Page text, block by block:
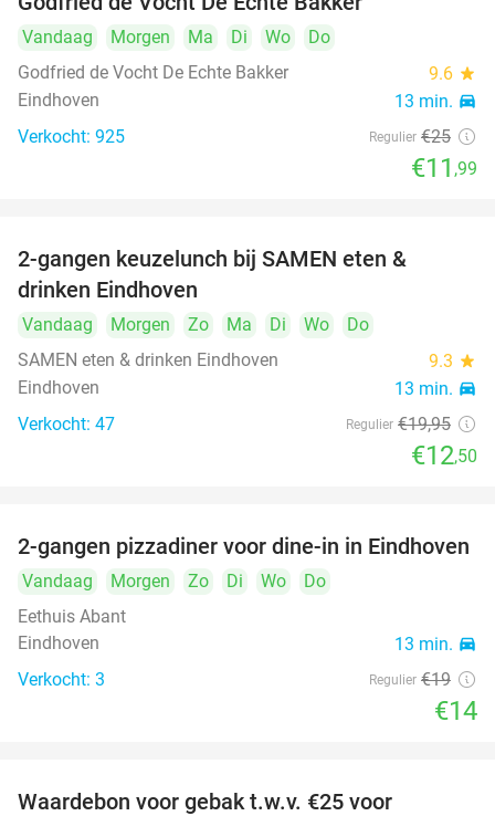
Vandaag Morgen Ma Di Wo
Do
Godfried de Vocht De Echte Bakker
9.6 star
Eindhoven 13 min. directions_car
Verkocht: 925 Regulier €25
€11 ,99
2-gangen keuzelunch bij SAMEN eten &
drinken Eindhoven
Vandaag Morgen Zo Ma Di Wo
Do
SAMEN eten & drinken Eindhoven
9.3 star
Eindhoven 13 min. directions_car
Verkocht: 47 Regulier €19,95
€12,50
26%
2-gangen pizzadiner voor dine-in in Eindhoven
Vandaag Morgen Zo Di Wo
Do
Eethuis Abant
Eindhoven
13 min. directions_car
Verkocht: 3 Regulier €19
€14
Waardebon voor gebak t.w.v. €25 voor